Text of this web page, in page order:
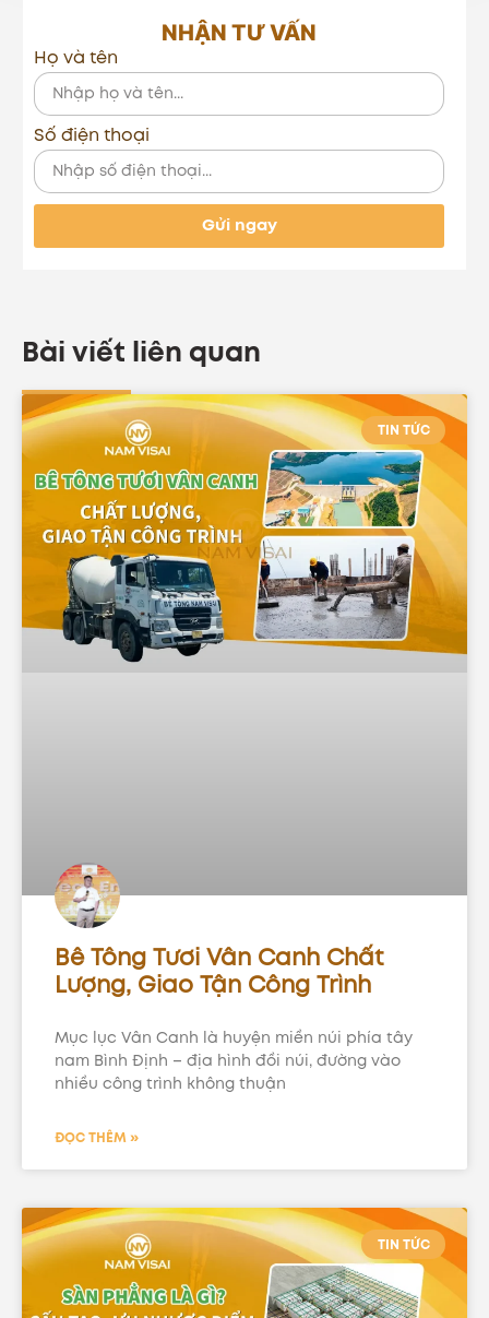
NHẬN TƯ VẤN
Họ và tên
Số điện thoại
Gửi ngay
Bài viết liên quan
TIN TỨC
Bê Tông Tươi Vân Canh Chất
Lượng, Giao Tận Công Trình
Mục lục Vân Canh là huyện miền núi phía tây
nam Bình Định – địa hình đồi núi, đường vào
nhiều công trình không thuận
ĐỌC THÊM »
TIN TỨC